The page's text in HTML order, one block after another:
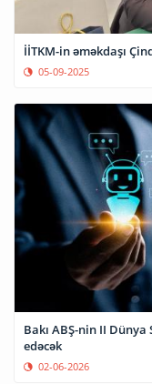
İİTKM-in əməkdaşı
05-09-2025
Bakı ABŞ-nin II
edəcək
02-06-2026